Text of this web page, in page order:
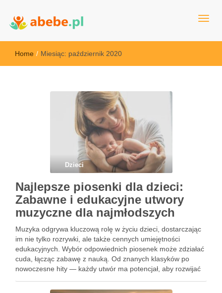
Abebe
Home / Miesiąc: październik 2020
Dzieci
Najlepsze piosenki dla dzieci:
Zabawne i edukacyjne utwory
muzyczne dla najmłodszych
Muzyka odgrywa kluczową rolę w życiu dzieci, dostarczając
im nie tylko rozrywki, ale także cennych umiejętności
edukacyjnych. Wybór odpowiednich piosenek może zdziałać
cuda, łącząc zabawę z nauką. Od znanych klasyków po
nowoczesne hity — każdy utwór ma potencjał, aby rozwijać
różnorodność gatunków muzycznych, …